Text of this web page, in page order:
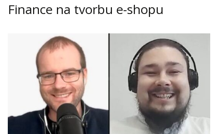
Finance na tvorbu e-shopu